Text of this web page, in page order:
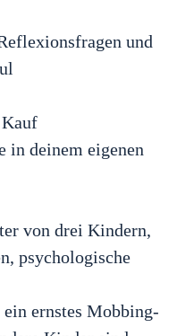
und
deinem eigenen
von drei Kindern,
psychologische
ernstes Mobbing-